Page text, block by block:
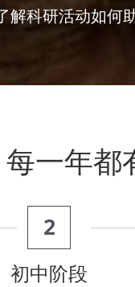
解科研活动如何
每一年都
2
初中阶段